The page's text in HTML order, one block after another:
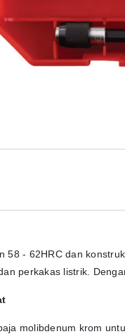
58 - 62HRC dan
perkakas listrik.
molibdenum krom